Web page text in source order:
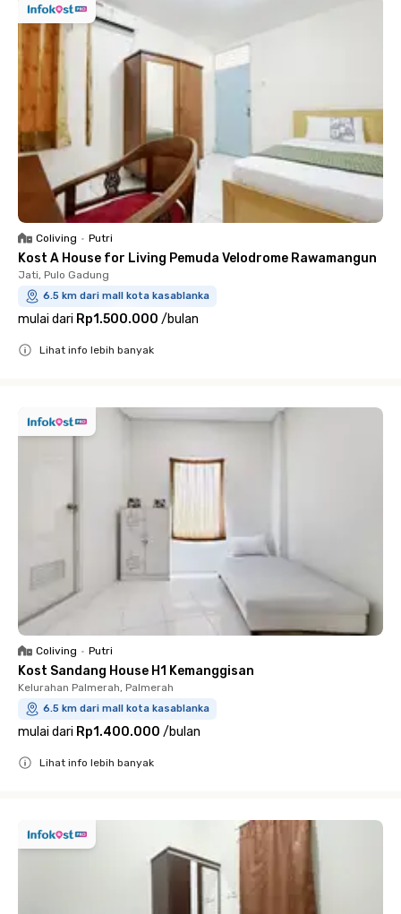
Coliving • Putri
Kost A House for Living Pemuda Velodrome Rawamangun
Jati, Pulo Gadung
6.5 km dari mall kota kasablanka
mulai dari Rp1.500.000 /bulan
Lihat info lebih banyak
Coliving • Putri
Kost Sandang House H1 Kemanggisan
Kelurahan Palmerah, Palmerah
6.5 km dari mall kota kasablanka
mulai dari Rp1.400.000 /bulan
Lihat info lebih banyak